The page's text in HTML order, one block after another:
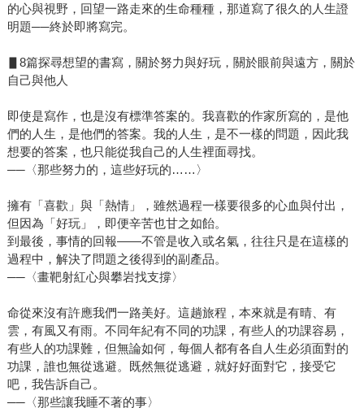
的心與視野，回望一路走來的生命種種，那道寫了很久的人生證
明題──終於即將寫完。
▋8篇探尋想望的書寫，關於努力與好玩，關於眼前與遠方，關於
自己與他人
即使是寫作，也是沒有標準答案的。我喜歡的作家所寫的，是他
們的人生，是他們的答案。我的人生，是不一樣的問題，因此我
想要的答案，也只能從我自己的人生裡面尋找。
──〈那些努力的，這些好玩的……〉
擁有「喜歡」與「熱情」，雖然過程一樣要很多的心血與付出，
但因為「好玩」，即便辛苦也甘之如飴。
到最後，事情的回報——不管是收入或名氣，往往只是在這樣的
過程中，解決了問題之後得到的副產品。
──〈畫靶射紅心與攀岩找支撐〉
命從來沒有許應我們一路美好。這趟旅程，本來就是有晴、有
雲，有風又有雨。不同年紀有不同的功課，有些人的功課容易，
有些人的功課難，但無論如何，每個人都有各自人生必須面對的
功課，誰也無從逃避。既然無從逃避，就好好面對它，接受它
吧，我告訴自己。
──〈那些讓我睡不著的事〉